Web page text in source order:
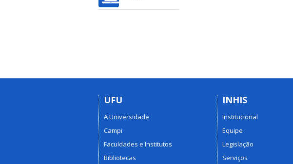
UFU
A Universidade
Campi
Faculdades e Institutos
Bibliotecas
INHIS
Institucional
Equipe
Legislação
Serviços